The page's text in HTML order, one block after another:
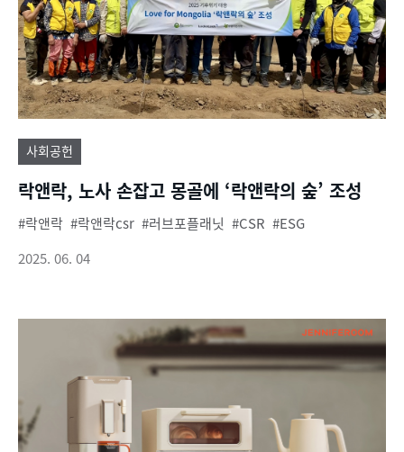
사회공헌
락앤락, 노사 손잡고 몽골에 ‘락앤락의 숲’ 조성
락앤락 락앤락csr 러브포플래닛 CSR
ESG
2025. 06. 04